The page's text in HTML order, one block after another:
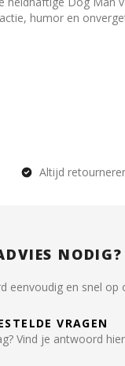
humor en
Altijd
NODIG?
eenvoudig en snel op
VRAGEN
Vind je antwoord